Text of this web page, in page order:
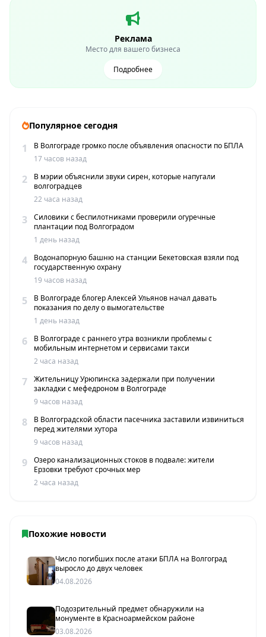
Реклама
Место для вашего бизнеса
Подробнее
Популярное сегодня
1
В Волгограде громко после объявления опасности по БПЛА
17 часов назад
2
В мэрии объяснили звуки сирен, которые напугали
волгоградцев
22 часа назад
3
Силовики с беспилотниками проверили огуречные
плантации под Волгоградом
1 день назад
4
Водонапорную башню на станции Бекетовская взяли под
государственную охрану
19 часов назад
5
В Волгограде блогер Алексей Ульянов начал давать
показания по делу о вымогательстве
1 день назад
6
В Волгограде с раннего утра возникли проблемы с
мобильным интернетом и сервисами такси
2 часа назад
7
Жительницу Урюпинска задержали при получении
закладки с мефедроном в Волгограде
9 часов назад
8
В Волгоградской области пасечника заставили извиниться
перед жителями хутора
9 часов назад
9
Озеро канализационных стоков в подвале: жители
Ерзовки требуют срочных мер
2 часа назад
Похожие новости
Число погибших после атаки БПЛА на Волгоград
выросло до двух человек
04.08.2026
Подозрительный предмет обнаружили на
монументе в Красноармейском районе
03.08.2026